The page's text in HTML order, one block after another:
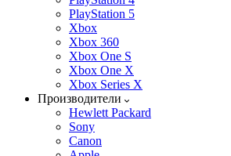
PlayStation 5
Xbox
Xbox 360
Xbox One S
Xbox One X
Xbox Series X
Производители
Hewlett Packard
Sony
Canon